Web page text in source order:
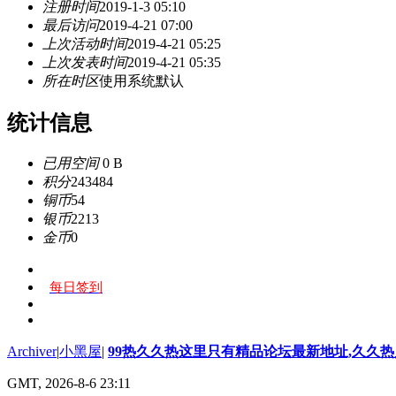
注册时间2019-1-3 05:10
最后访问2019-4-21 07:00
上次活动时间2019-4-21 05:25
上次发表时间2019-4-21 05:35
所在时区使用系统默认
统计信息
已用空间0 B
积分243484
铜币54
银币2213
金币0
每日签到
Archiver|小黑屋| 99热久久热这里只有精品论坛最新地址,久久
GMT, 2026-8-6 23:11